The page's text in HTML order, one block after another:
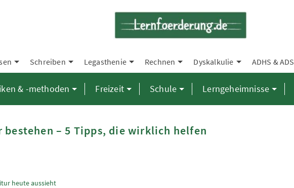
Schreiben Legasthenie Rechnen Dyskalkulie ADHS & ADS
& -methoden Freizeit Schule Lerngeheimnisse
– 5 Tipps, die wirklich helfen
heute aussieht